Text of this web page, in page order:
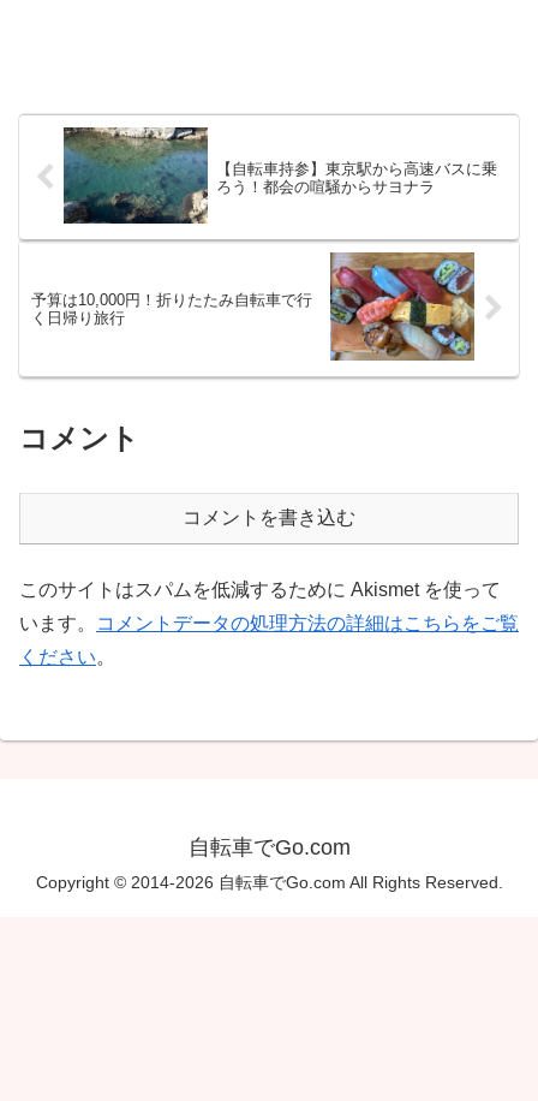
【自転車持参】東京駅から高速バスに乗
ろう！都会の喧騒からサヨナラ
予算は10,000円！折りたたみ自転車で行
く日帰り旅行
コメント
コメントを書き込む
このサイトはスパムを低減するために Akismet を使って
います。
コメントデータの処理方法の詳細はこちらをご覧
ください。
自転車でGo.com
Copyright © 2014-2026 自転車でGo.com All Rights Reserved.